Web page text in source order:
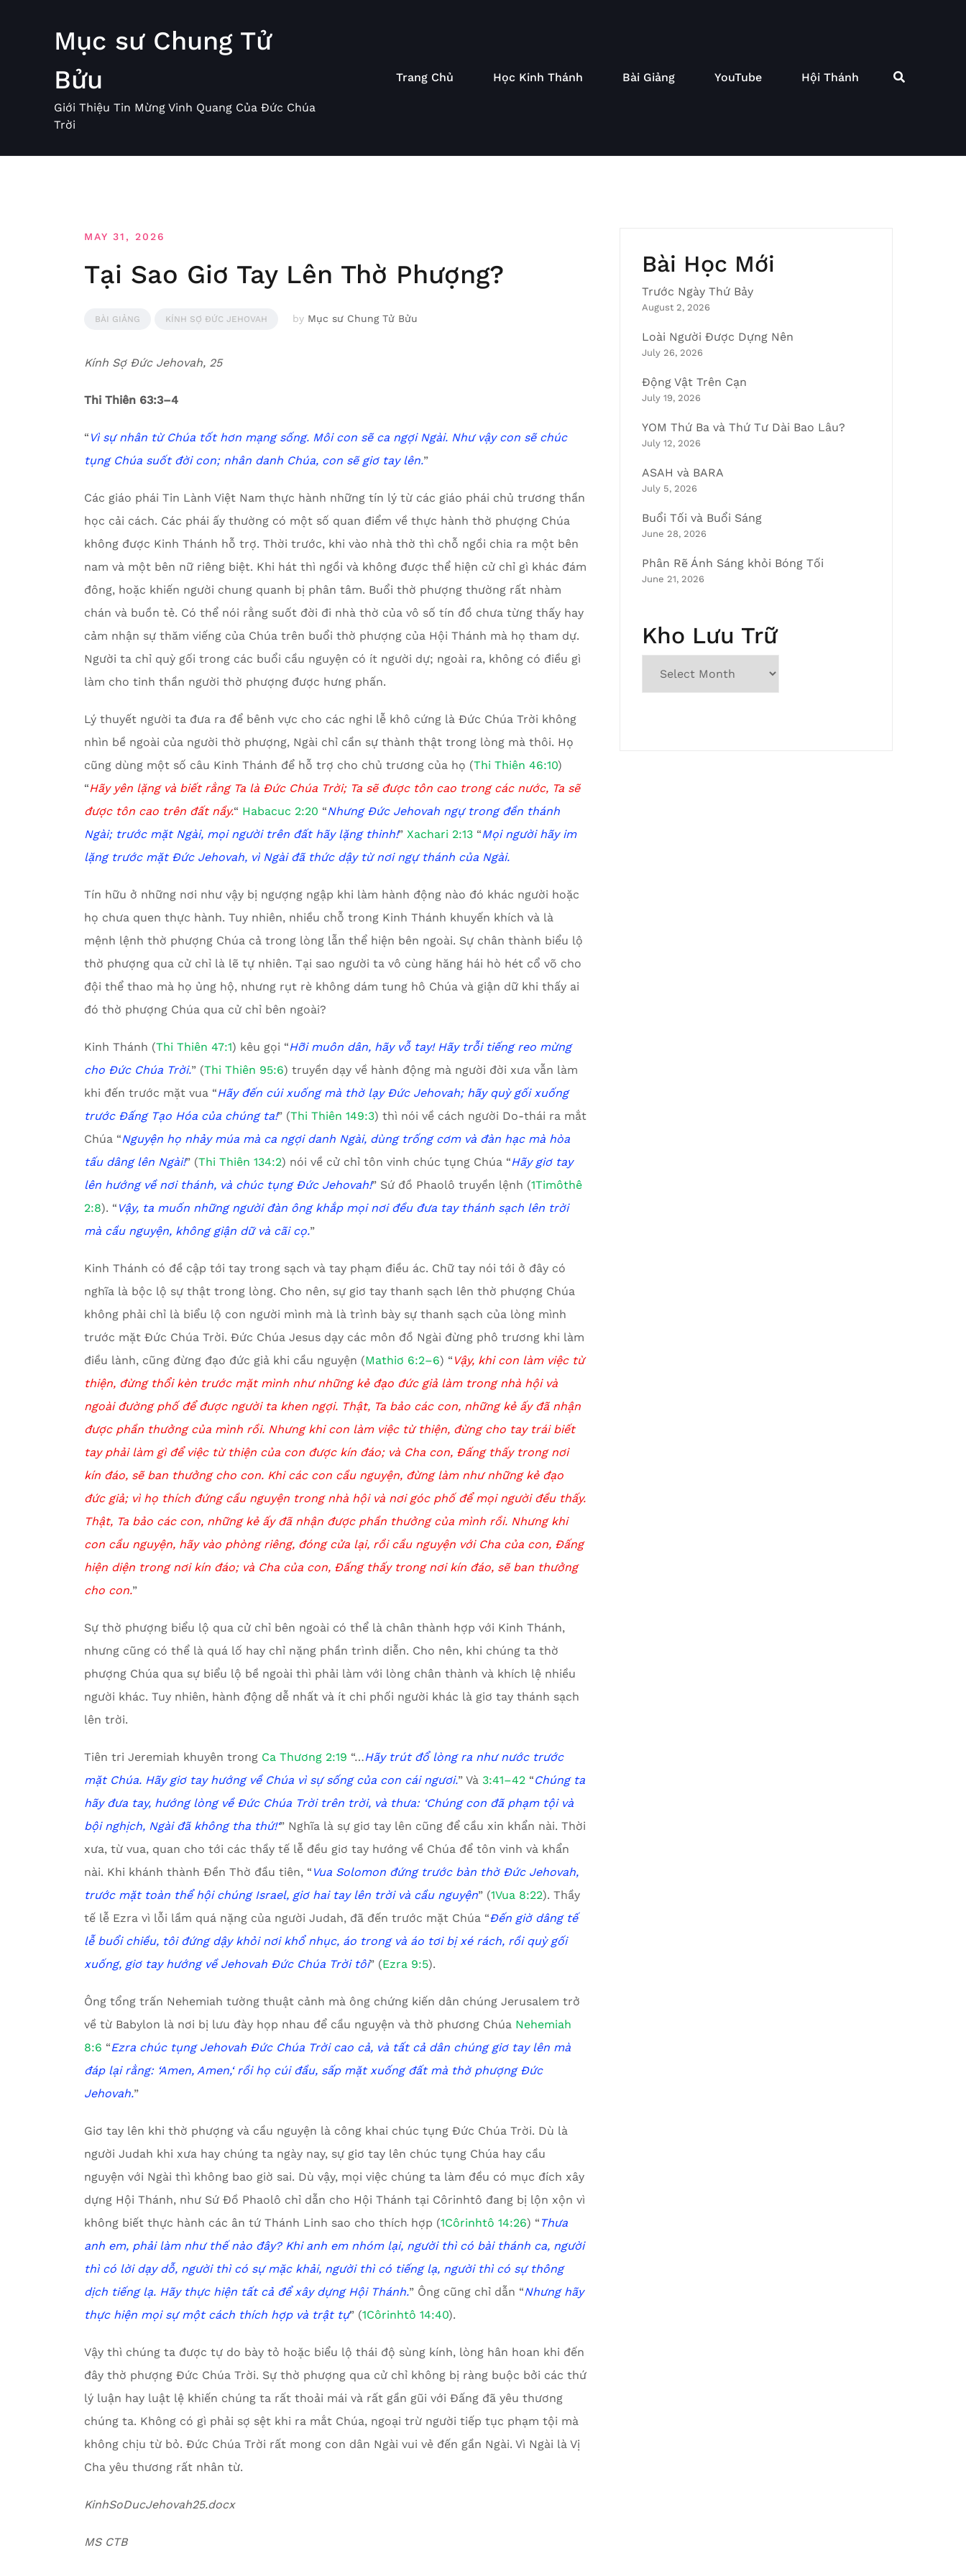
Mục sư Chung Tử
Bửu
Giới Thiệu Tin Mừng Vinh Quang Của Đức Chúa
Trời
Trang Chủ Học Kinh Thánh Bài Giảng YouTube Hội Thánh
MAY 31, 2026
Tại Sao Giơ Tay Lên Thờ Phượng?
BÀI GIẢNG KÍNH SỢ ĐỨC JEHOVAH by Mục sư Chung Tử Bửu
Kính Sợ Đức Jehovah, 25
Thi Thiên 63:3–4
“ Vì sự nhân từ Chúa tốt hơn mạng sống. Môi con sẽ ca ngợi Ngài. Như vậy con sẽ chúc
tụng Chúa suốt đời con;nhân danh Chúa, con sẽ giơ tay lên.”
Các giáo phái Tin Lành Việt Nam thực hành những tín lý từ các giáo phái chủ trương thần
học cải cách. Các phái ấy thường có một số quan điểm về thực hành thờ phượng Chúa
không được Kinh Thánh hỗ trợ. Thời trước, khi vào nhà thờ thì chỗ ngồi chia ra một bên
nam và một bên nữ riêng biệt. Khi hát thì ngồi và không được thể hiện cử chỉ gì khác đám
đông, hoặc khiến người chung quanh bị phân tâm. Buổi thờ phượng thường rất nhàm
chán và buồn tẻ. Có thể nói rằng suốt đời đi nhà thờ của vô số tín đồ chưa từng thấy hay
cảm nhận sự thăm viếng của Chúa trên buổi thờ phượng của Hội Thánh mà họ tham dự.
Người ta chỉ quỳ gối trong các buổi cầu nguyện có ít người dự; ngoài ra, không có điều gì
làm cho tinh thần người thờ phượng được hưng phấn.
Lý thuyết người ta đưa ra để bênh vực cho các nghi lễ khô cứng là Đức Chúa Trời không
nhìn bề ngoài của người thờ phượng, Ngài chỉ cần sự thành thật trong lòng mà thôi. Họ
cũng dùng một số câu Kinh Thánh để hỗ trợ cho chủ trương của họ (Thi Thiên 46:10)
“Hãy yên lặng và biết rằng Ta là Đức Chúa Trời; Ta sẽ được tôn cao trong các nước, Ta sẽ
được tôn cao trên đất nầy.“ Habacuc 2:20 “Nhưng Đức Jehovah ngự trong đền thánh
Ngài;trước mặt Ngài, mọi người trên đất hãy lặng thinh!” Xachari 2:13 “Mọi người hãy im
lặng trước mặt Đức Jehovah, vì Ngài đã thức dậy từ nơi ngự thánh của Ngài.
Tín hữu ở những nơi như vậy bị ngượng ngập khi làm hành động nào đó khác người hoặc
họ chưa quen thực hành. Tuy nhiên, nhiều chỗ trong Kinh Thánh khuyến khích và là
mệnh lệnh thờ phượng Chúa cả trong lòng lẫn thể hiện bên ngoài. Sự chân thành biểu lộ
thờ phượng qua cử chỉ là lẽ tự nhiên. Tại sao người ta vô cùng hăng hái hò hét cổ võ cho
đội thể thao mà họ ủng hộ, nhưng rụt rè không dám tung hô Chúa và giận dữ khi thấy ai
đó thờ phượng Chúa qua cử chỉ bên ngoài?
Kinh Thánh (Thi Thiên 47:1) kêu gọi “Hỡi muôn dân, hãy vỗ tay! Hãy trỗi tiếng reo mừng
cho Đức Chúa Trời.” (Thi Thiên 95:6) truyền dạy về hành động mà người đời xưa vẫn làm
khi đến trước mặt vua “Hãy đến cúi xuống mà thờ lạy Đức Jehovah;hãy quỳ gối xuống
trước Đấng Tạo Hóa của chúng ta!” (Thi Thiên 149:3) thì nói về cách người Do-thái ra mắt
Chúa “Nguyện họ nhảy múa mà ca ngợi danh Ngài, dùng trống cơm và đàn hạc mà hòa
tấu dâng lên Ngài!” (Thi Thiên 134:2) nói về cử chỉ tôn vinh chúc tụng Chúa “Hãy giơ tay
lên hướng về nơi thánh, và chúc tụng Đức Jehovah!” Sứ đồ Phaolô truyền lệnh (1Timôthê
2:8). “ Vậy, ta muốn những người đàn ông khắp mọi nơi đều đưa tay thánh sạch lên trời
mà cầu nguyện, không giận dữ và cãi cọ.”
Kinh Thánh có đề cập tới tay trong sạch và tay phạm điều ác. Chữ tay nói tới ở đây có
nghĩa là bộc lộ sự thật trong lòng. Cho nên, sự giơ tay thanh sạch lên thờ phượng Chúa
không phải chỉ là biểu lộ con người mình mà là trình bày sự thanh sạch của lòng mình
trước mặt Đức Chúa Trời. Đức Chúa Jesus dạy các môn đồ Ngài đừng phô trương khi làm
điều lành, cũng đừng đạo đức giả khi cầu nguyện (Mathiơ 6:2–6) “ Vậy, khi con làm việc từ
thiện, đừng thổi kèn trước mặt mình như những kẻ đạo đức giả làm trong nhà hội và
ngoài đường phố để được người ta khen ngợi. Thật, Ta bảo các con, những kẻ ấy đã nhận
được phần thưởng của mình rồi. Nhưng khi con làm việc từ thiện, đừng cho tay trái biết
tay phải làm gì để việc từ thiện của con được kín đáo; và Cha con, Đấng thấy trong nơi
kín đáo, sẽ ban thưởng cho con. Khi các con cầu nguyện, đừng làm như những kẻ đạo
đức giả; vì họ thích đứng cầu nguyện trong nhà hội và nơi góc phố để mọi người đều thấy.
Thật, Ta bảo các con, những kẻ ấy đã nhận được phần thưởng của mình rồi. Nhưng khi
con cầu nguyện, hãy vào phòng riêng, đóng cửa lại, rồi cầu nguyện với Cha của con, Đấng
hiện diện trong nơi kín đáo; và Cha của con, Đấng thấy trong nơi kín đáo, sẽ ban thưởng
cho con.”
Sự thờ phượng biểu lộ qua cử chỉ bên ngoài có thể là chân thành hợp với Kinh Thánh,
nhưng cũng có thể là quá lố hay chỉ nặng phần trình diễn. Cho nên, khi chúng ta thờ
phượng Chúa qua sự biểu lộ bề ngoài thì phải làm với lòng chân thành và khích lệ nhiều
người khác. Tuy nhiên, hành động dễ nhất và ít chi phối người khác là giơ tay thánh sạch
lên trời.
Tiên tri Jeremiah khuyên trong Ca Thương 2:19 “…Hãy trút đổ lòng ra như nướctrước
mặt Chúa. Hãy giơ tay hướng về Chúa vì sự sống của con cái ngươi.” Và 3:41–42 “Chúng ta
hãy đưa tay, hướng lòng về Đức Chúa Trời trên trời, và thưa:‘Chúng con đã phạm tội và
bội nghịch, Ngài đã không tha thứ!‘” Nghĩa là sự giơ tay lên cũng để cầu xin khẩn nài. Thời
xưa, từ vua, quan cho tới các thầy tế lễ đều giơ tay hướng về Chúa để tôn vinh và khẩn
nài. Khi khánh thành Đền Thờ đầu tiên, “ Vua Solomon đứng trước bàn thờ Đức Jehovah,
trước mặt toàn thể hội chúng Israel, giơ hai tay lên trời và cầu nguyện” (1Vua 8:22). Thầy
tế lễ Ezra vì lỗi lầm quá nặng của người Judah, đã đến trước mặt Chúa “Đến giờ dâng tế
lễ buổi chiều, tôi đứng dậy khỏi nơi khổ nhục, áo trong và áo tơi bị xé rách, rồi quỳ gối
xuống, giơ tay hướng về Jehovah Đức Chúa Trời tôi” (Ezra 9:5).
Ông tổng trấn Nehemiah tường thuật cảnh mà ông chứng kiến dân chúng Jerusalem trở
về từ Babylon là nơi bị lưu đày họp nhau để cầu nguyện và thờ phương Chúa Nehemiah
8:6 “Ezra chúc tụng Jehovah Đức Chúa Trời cao cả, và tất cả dân chúng giơ tay lên mà
đáp lại rằng: Amen, Amen,‘rồi họ cúi đầu, sấp mặt xuống đất mà thờ phượng Đức
Jehovah.”
Giơ tay lên khi thờ phượng và cầu nguyện là công khai chúc tụng Đức Chúa Trời. Dù là
người Judah khi xưa hay chúng ta ngày nay, sự giơ tay lên chúc tụng Chúa hay cầu
nguyện với Ngài thì không bao giờ sai. Dù vậy, mọi việc chúng ta làm đều có mục đích xây
dựng Hội Thánh, như Sứ Đồ Phaolô chỉ dẫn cho Hội Thánh tại Côrinhtô đang bị lộn xộn vì
không biết thực hành các ân tứ Thánh Linh sao cho thích hợp (1Côrinhtô 14:26) “ Thưa
anh em, phải làm như thế nào đây? Khi anh em nhóm lại, người thì có bài thánh ca, người
thì có lời dạy dỗ, người thì có sự mặc khải, người thì có tiếng lạ, người thì có sự thông
dịch tiếng lạ. Hãy thực hiện tất cả để xây dựng Hội Thánh.” Ông cũng chỉ dẫn “Nhưng hãy
thực hiện mọi sự một cách thích hợp và trật tự” (1Côrinhtô 14:40).
Vậy thì chúng ta được tự do bày tỏ hoặc biểu lộ thái độ sùng kính, lòng hân hoan khi đến
đây thờ phượng Đức Chúa Trời. Sự thờ phượng qua cử chỉ không bị ràng buộc bởi các thứ
lý luận hay luật lệ khiến chúng ta rất thoải mái và rất gần gũi với Đấng đã yêu thương
chúng ta. Không có gì phải sợ sệt khi ra mắt Chúa, ngoại trừ người tiếp tục phạm tội mà
không chịu từ bỏ. Đức Chúa Trời rất mong con dân Ngài vui vẻ đến gần Ngài. Vì Ngài là Vị
Cha yêu thương rất nhân từ.
KinhSoDucJehovah25.docx
MS CTB
Bài Học Mới
Trước Ngày Thứ Bảy
August 2, 2026
Loài Người Được Dựng Nên
July 26, 2026
Động Vật Trên Cạn
July 19, 2026
YOM Thứ Ba và Thứ Tư Dài Bao Lâu?
July 12, 2026
ASAH và BARA
July 5, 2026
Buổi Tối và Buổi Sáng
June 28, 2026
Phân Rẽ Ánh Sáng khỏi Bóng Tối
June 21, 2026
Kho Lưu Trữ